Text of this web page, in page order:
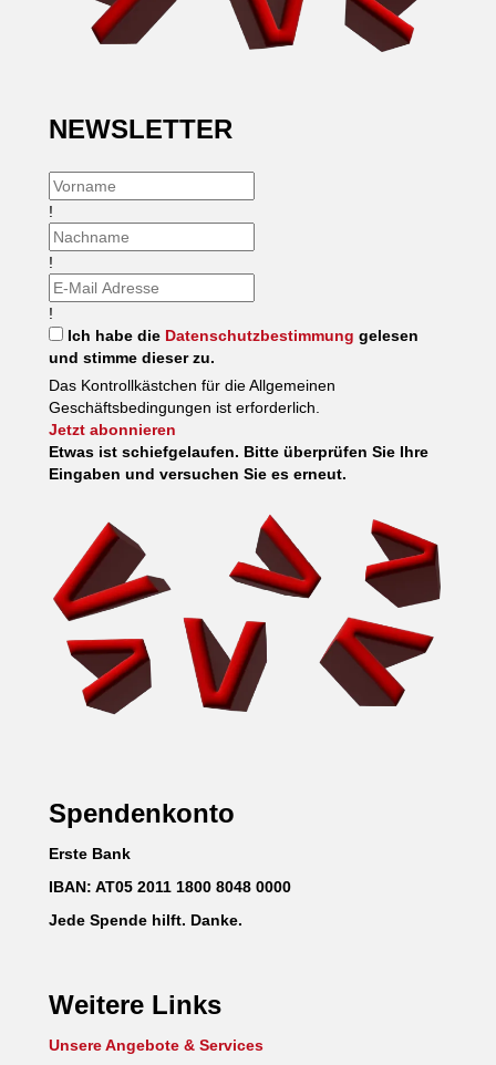
NEWSLETTER
!
!
!
Ich habe die Datenschutzbestimmung gelesen
und stimme dieser zu.
Das Kontrollkästchen für die Allgemeinen
Geschäftsbedingungen ist erforderlich.
Jetzt abonnieren
Etwas ist schiefgelaufen. Bitte überprüfen Sie Ihre
Eingaben und versuchen Sie es erneut.
Spendenkonto
Erste Bank
IBAN: AT05 2011 1800 8048 0000
Jede Spende hilft. Danke.
Weitere Links
Unsere Angebote & Services